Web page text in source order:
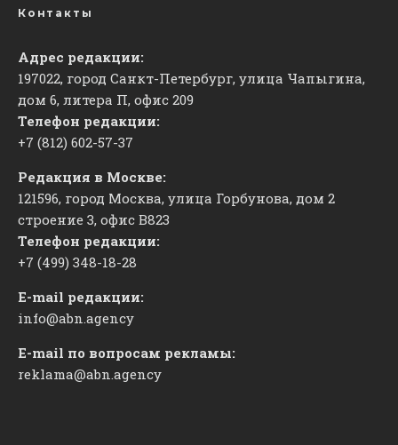
Контакты
Адрес редакции:
197022, город Санкт-Петербург, улица Чапыгина,
дом 6, литера П, офис 209
Телефон редакции:
+7 (812) 602-57-37
Редакция в Москве:
121596, город Москва, улица Горбунова, дом 2
строение 3, офис ​В823
Телефон редакции:
+7 (499) 348-18-28
E-mail редакции:
info@abn.agency
E-mail по вопросам рекламы:
reklama@abn.agency